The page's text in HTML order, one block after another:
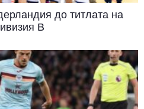
до титлата на
B